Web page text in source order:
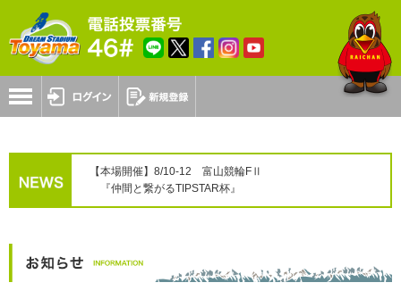
【本場開催】8/10-12 富山競輪FⅡ
『仲間と繋がるTIPSTAR杯』